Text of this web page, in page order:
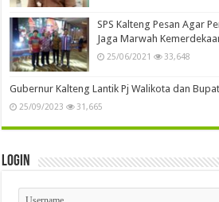
SPS Kalteng Pesan Agar
Jaga Marwah
25/06/2021 33,648
Gubernur Kalteng Lantik Pj Walikota dan
25/09/2023 31,665
Login